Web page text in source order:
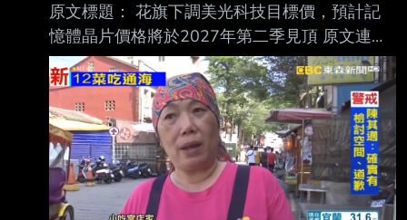
原文標題： 花旗下調美光科技目標價，預計記
憶體晶片價格將於2027年第二季見頂 原文連
結： https://hk.investing.com/news/stock-
market-news/article-1597646 發布時間：
2026-8-7 下午08:18 記者署名： Senad
Karaahmetovic 原文內容： 花旗銀行將美光科技
（Micron Technology）的目標股價從1,400美元
下調至1,150美元， 同時維持「買入」評級，理
由是對明年DRAM及NAND記憶體晶片定價前景